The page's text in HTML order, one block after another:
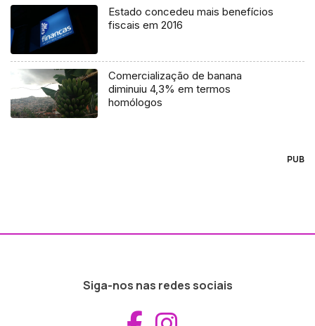
Estado concedeu mais benefícios
fiscais em 2016
Comercialização de banana
diminuiu 4,3% em termos
homólogos
PUB
Siga-nos nas redes sociais